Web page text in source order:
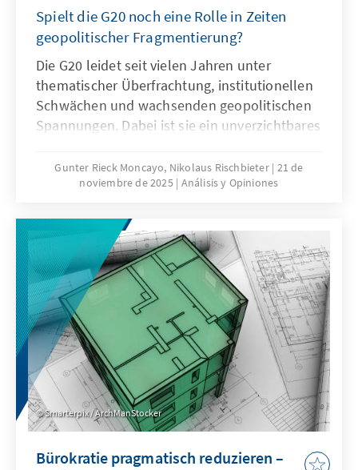
Spielt die G20 noch eine Rolle in Zeiten
geopolitischer Fragmentierung?
Die G20 leidet seit vielen Jahren unter
thematischer Überfrachtung, institutionellen
Schwächen und wachsenden geopolitischen
Spannungen. Dabei ist sie ein unverzichtbares
muss daher ihre Legitimität und Wirksamkeit
zurückgewinnen. Dies kann nur gelingen,
konzentriert, die Troika zu einer mehrjährigen
Planungsinstanz weiterentwickelt, die OECD
als Quasi-Sekretariat institutionell stärkt und
ihre Arbeitsweise stärker auf umsetzbare
Ergebnisse ausrichtet.
Gunter Rieck Moncayo, Nikolaus Rischbieter 21 de
noviembre de 2025 Análisis y Opiniones
Smarterpix / ArchManStocker
Bürokratie pragmatisch reduzieren –